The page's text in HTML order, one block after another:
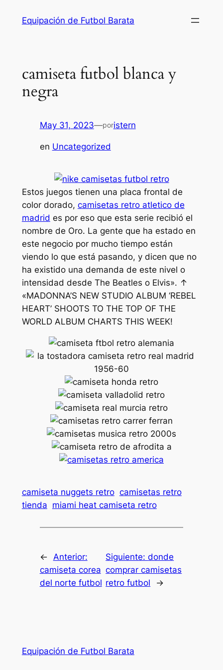
Equipación de Futbol Barata
camiseta futbol blanca y
negra
May 31, 2023—poristern
en Uncategorized
Estos juegos tienen una placa frontal de
color dorado, camisetas retro atletico de
madrid es por eso que esta serie recibió el
nombre de Oro. La gente que ha estado en
este negocio por mucho tiempo están
viendo lo que está pasando, y dicen que no
ha existido una demanda de este nivel o
intensidad desde The Beatles o Elvis». ↑
«MADONNA’S NEW STUDIO ALBUM ‘REBEL
HEART’ SHOOTS TO THE TOP OF THE
WORLD ALBUM CHARTS THIS WEEK!
camiseta nuggets retro camisetas retro
tienda miami heat camiseta retro
←
Anterior:
camiseta corea
del norte futbol
Siguiente:donde
comprar camisetas
retro futbol
→
Equipación de Futbol Barata